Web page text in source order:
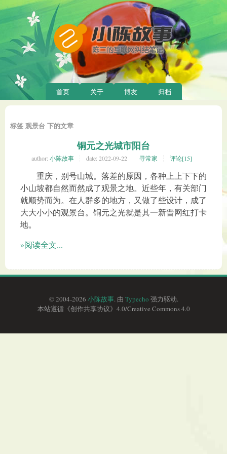
首页 关于 博友 归档
标签 观景台 下的文章
铜元之光城市阳台
author: 小陈故事 date: 2022-09-22 寻常家 评论[15]
重庆，别号山城。落差的原因，各种上上下下的
小山坡都自然而然成了观景之地。近些年，有关部门
就顺势而为。在人群多的地方，又做了些设计，成了
大大小小的观景台。铜元之光就是其一新晋网红打卡
地。
»阅读全文...
© 2004-2026 小陈故事. 由 Typecho 强力驱动.
本站遵循《创作共享协议》4.0/Creative Commons 4.0